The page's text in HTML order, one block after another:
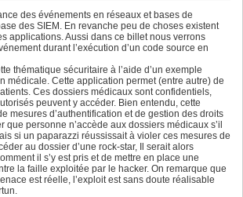
des événements en réseaux et bases de
des SIEM. En revanche peu de choses existent
applications. Aussi dans ce billet nous verrons
durant l’exécution d’un code source en
thématique sécuritaire à l’aide d’un exemple
médicale. Cette application permet (entre autre) de
Ces dossiers médicaux sont confidentiels,
peuvent y accéder. Bien entendu, cette
mesures d’authentification et de gestion des droits
que personne n’accède aux dossiers médicaux s’il
si un paparazzi réussissait à violer ces mesures de
au dossier d’une rock-star, Il serait alors
il s’y est pris et de mettre en place une
la faille exploitée par le hacker. On remarque que
est réelle, l’exploit est sans doute réalisable